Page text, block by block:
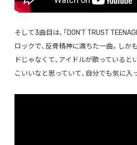
そして3曲目は、「DON’T TRUST
ロックで、反骨精神に満ちた一曲。しか
ドじゃなくて、アイドルが歌っていると
こいいなと思っていて、自分でも気に入